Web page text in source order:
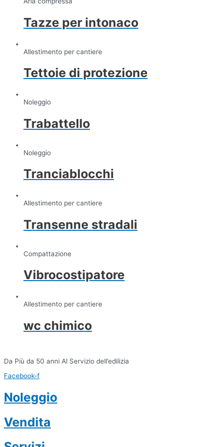
Tazze per intonaco
Allestimento per cantiere
Tettoie di protezione
Noleggio
Trabattello
Noleggio
Tranciablocchi
Allestimento per cantiere
Transenne stradali
Compattazione
Vibrocostipatore
Allestimento per cantiere
wc chimico
Da Più da 50 anni Al Servizio dell’edilizia
Facebook-f
Noleggio
Vendita